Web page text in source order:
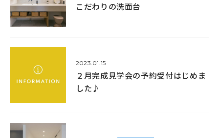
こだわりの洗面台
2023.01.15
２月完成見学会の予約受付はじめま
した♪